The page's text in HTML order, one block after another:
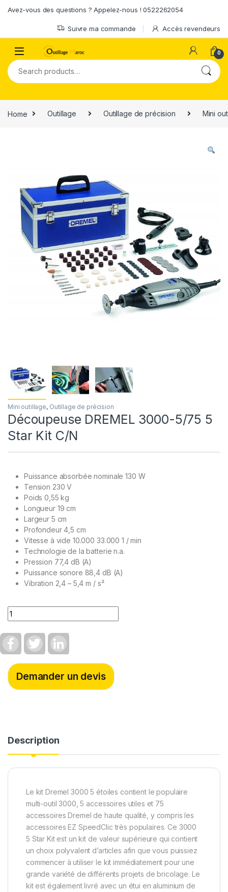
Avez-vous des questions ? Appelez-nous ! 0522262054
Suivre ma commande Accès revendeurs
0
Search for:
Home Outillage Outillage de précision Mini
Mini outillage, Outillage de précision
Découpeuse DREMEL 3000-5/75 5
Star Kit C/N
Puissance absorbée nominale 130 W
Tension 230 V
Poids 0,55 kg
Longueur 19 cm
Largeur 5 cm
Profondeur 4,5 cm
Vitesse à vide 10.000 33.000 1 / min
Technologie de la batterie n.a.
Pression 77,4 dB (A)
Puissance sonore 88,4 dB (A)
Vibration 2,4 – 5,4 m / s²
Quantity
c
e
b
o
o
i
t
t
e
r
n
k
e
d
I
Demander un devis
Description
Le kit Dremel 3000 5 étoiles contient le populaire
multi-outil 3000, 5 accessoires utiles et 75
accessoires Dremel de haute qualité, y compris les
accessoires EZ SpeedClic très populaires. Ce 3000
5 Star Kit est un kit de valeur supérieure qui contient
un choix polyvalent d’articles afin que vous puissiez
commencer à utiliser le kit immédiatement pour une
grande variété de différents projets de bricolage. Le
kit est également livré avec un étui en aluminium de